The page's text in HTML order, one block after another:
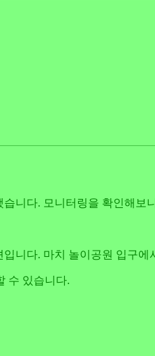
니다. 모니터링을 확인해보
니다. 마치 놀이공원 입구
수 있습니다.